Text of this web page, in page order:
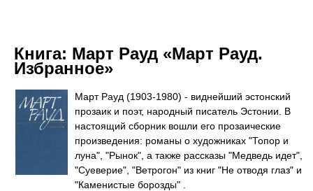
Книга: Март Рауд «Март Рауд.
Избранное»
Март Рауд (1903-1980) - виднейший эстонский
прозаик и поэт, народный писатель Эстонии. В
настоящий сборник вошли его прозаические
произведения: романы о художниках "Топор и
луна", "Рынок", а также рассказы "Медведь идет",
"Суеверие", "Ветрогон" из книг "Не отводя глаз" и
"Каменистые борозды" .